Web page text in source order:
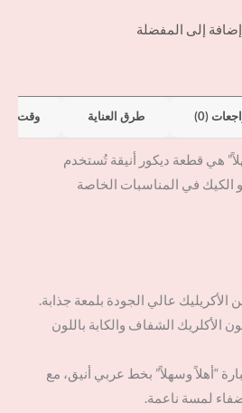
إضافة إلى المفضلة
(0) طرق العناية وقت
هي قطعة ديكور أنيقة تُستخدم
و الكيك في المناسبات الخاصة
عالي الجودة بلمعة جذابة.
الأكلريك الشفاف والكابة باللون
“أهلاً وسهلاً” بخط عربي أنيق، مع
لمسة ناعمة.